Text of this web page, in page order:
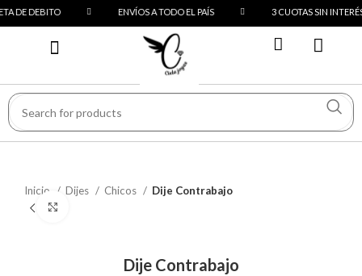
DE DEBITO ENVÍOS A TODO EL PAÍS 3 CUOTAS SIN
Inicio Dijes Chicos Dije Contrabajo
Dije Contrabajo